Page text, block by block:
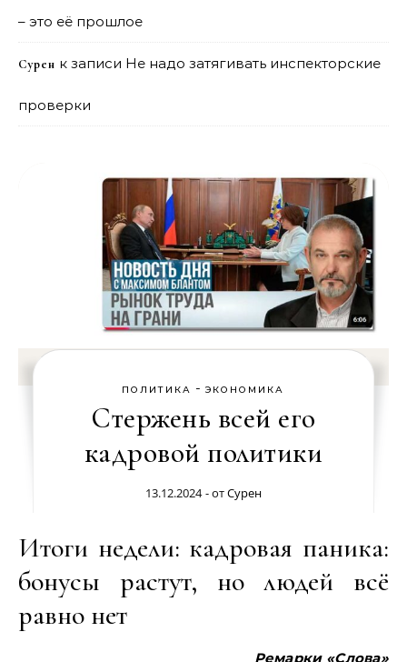
– это её прошлое
Сурен к записи Не надо затягивать инспекторские
проверки
ПОЛИТИКА - ЭКОНОМИКА
Стержень всей его
кадровой политики
13.12.2024 - отСурен
Итоги недели: кадровая паника:
бонусы растут, но людей всё
равно нет
Ремарки «Слова»